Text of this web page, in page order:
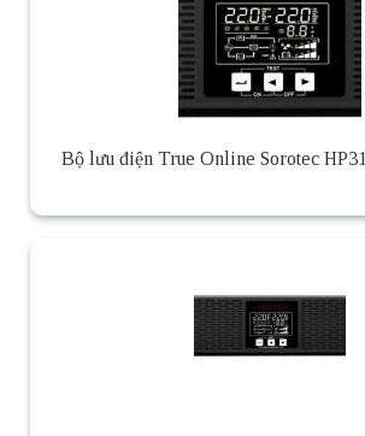
Bộ lưu điện True Online Sorotec